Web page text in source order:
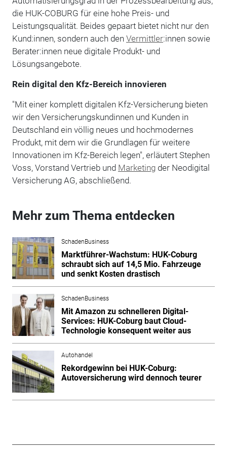
die HUK-COBURG für eine hohe Preis- und
Leistungsqualität. Beides gepaart bietet nicht nur den
Kund:innen, sondern auch den Vermittler:innen sowie
Berater:innen neue digitale Produkt- und
Lösungsangebote.
Rein digital den Kfz-Bereich innovieren
"Mit einer komplett digitalen Kfz-Versicherung bieten
wir den Versicherungskundinnen und Kunden in
Deutschland ein völlig neues und hochmodernes
Produkt, mit dem wir die Grundlagen für weitere
Innovationen im Kfz-Bereich legen", erläutert Stephen
Voss, Vorstand Vertrieb und Marketingder Neodigital
Versicherung AG, abschließend.
Mehr zum Thema entdecken
SchadenBusiness
Marktführer-Wachstum: HUK-Coburg
schraubt sich auf 14,5 Mio. Fahrzeuge
und senkt Kosten drastisch
SchadenBusiness
Mit Amazon zu schnelleren Digital-
Services: HUK-Coburg baut Cloud-
Technologie konsequent weiter aus
Autohandel
Rekordgewinn bei HUK-Coburg:
Autoversicherung wird dennoch teurer